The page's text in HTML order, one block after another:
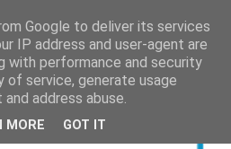
Google to deliver its services
IP address and user-agent are
with performance and security
service, generate usage
address abuse.
MORE GOT IT